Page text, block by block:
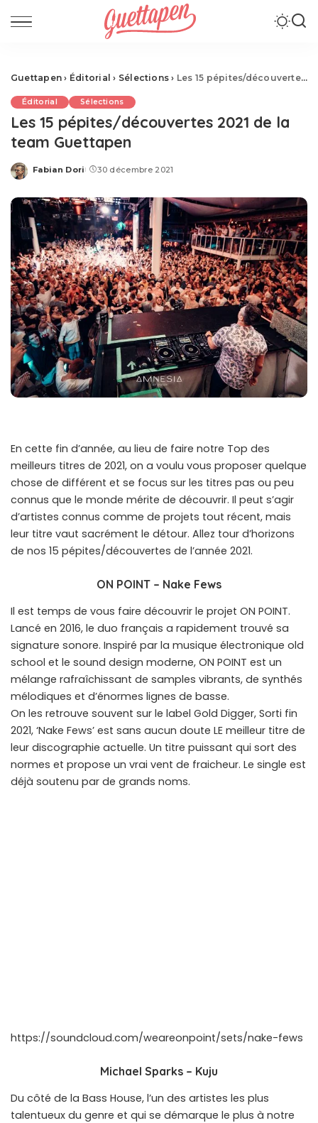
Guettapen › Éditorial › Sélections › Les 15 pépites/découvertes 2021 de la team Guettapen
Éditorial Sélections
Les 15 pépites/découvertes 2021 de la
team Guettapen
Posted
Fabian Dori 30 décembre 2021
En cette fin d’année, au lieu de faire notre Top des
meilleurs titres de 2021, on a voulu vous proposer quelque
chose de différent et se focus sur les titres pas ou peu
connus que le monde mérite de découvrir. Il peut s’agir
d’artistes connus comme de projets tout récent, mais
leur titre vaut sacrément le détour. Allez tour d’horizons
de nos 15 pépites/découvertes de l’année 2021.
ON POINT – Nake Fews
Il est temps de vous faire découvrir le projet ON POINT.
Lancé en 2016, le duo français a rapidement trouvé sa
signature sonore. Inspiré par la musique électronique old
school et le sound design moderne, ON POINT est un
mélange rafraîchissant de samples vibrants, de synthés
mélodiques et d’énormes lignes de basse.
On les retrouve souvent sur le label Gold Digger, Sorti fin
2021, ‘Nake Fews’ est sans aucun doute LE meilleur titre de
leur discographie actuelle. Un titre puissant qui sort des
normes et propose un vrai vent de fraicheur. Le single est
déjà soutenu par de grands noms.
https://soundcloud.com/weareonpoint/sets/nake-fews
Michael Sparks – Kuju
Du côté de la Bass House, l’un des artistes les plus
talentueux du genre et qui se démarque le plus à notre